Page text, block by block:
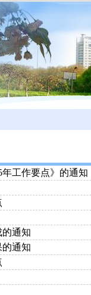
工作要点》的通知
通知
的通知